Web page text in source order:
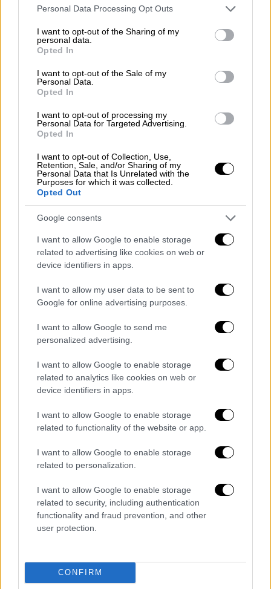
Please note that this website/app uses one or more Google
not limited to your visit or usage behaviour. You may click to
grant or deny consent to Google and its third-party tags to
use your data for below specified purposes in below Google
consent section.
Personal Data Processing Opt Outs
I want to opt-out of the Sharing of my
personal data.
Opted In
I want to opt-out of the Sale of my
Personal Data.
Opted In
I want to opt-out of processing my
Personal Data for Targeted Advertising.
Opted In
I want to opt-out of Collection, Use,
Retention, Sale, and/or Sharing of my
Personal Data that Is Unrelated with the
Purposes for which it was collected.
Opted Out
Google consents
I want to allow Google to enable storage
related to advertising like cookies on web or
device identifiers in apps.
I want to allow my user data to be sent to
Google for online advertising purposes.
I want to allow Google to send me
personalized advertising.
I want to allow Google to enable storage
related to analytics like cookies on web or
device identifiers in apps.
I want to allow Google to enable storage
related to functionality of the website or app.
I want to allow Google to enable storage
related to personalization.
I want to allow Google to enable storage
related to security, including authentication
functionality and fraud prevention, and other
user protection.
CONFIRM
επελέγη και φοίτησε στην Σχολή Εθνικής
Άμυνας του ΝΑΤΟ (ΝΑΤΟ Defence College)
(SC-121).
Κατά την διάρκεια της σταδιοδρομίας του
μέχρι καιανώτερος Αξιωματικός
, υπηρέτησε
Μονάδες Διαβιβάσεων, Ηλεκτρονικού
Πολέμου, Ηλεκτρονικής Επιτήρησης και
Ειδικών Δυνάμεων
. Υπηρέτησε επί τριετία
Αλεξιπτωτιστών (ΕΤΑ). Ως επιτελής
υπηρέτησε σε επιτελεία Σχηματισμών,
Μειζόνων Σχηματισμών και στο ΓΕΣ. Ως
Διοικητής υπηρέτησε επί διετία στο Λόχο
ΗΠ του Δ΄ΣΣ (Ξάνθη), Διοικητής στο Λόχο ΔΒ
της ΕΛΔΥΚ, Διοικητής ΔΒ της II Μ/Κ ΜΠ
(Έδεσσα) και Διοικητής Μονάδας στο 472
Τάγμα Επιτήρησης-Πληροφοριών της ΑΣΔΕΝ
(Μη Επανδρωμένα Αεροχήματα). Έχει
υπηρετήσει επί τριετία στο Διεθνές
Επιτελείο της Στρατιωτικής
Αντιπροσωπείας της Ελλάδος στο ΝΑΤΟ
Σχεδιασμού των Επικοινωνιών της
Συμμαχίας στο Αφγανιστάν (ISAF) μετά την
Έργων ( Project Manager Practitioner) από το
NATO, ως Επιτελάρχης της 80 ΑΔΤΕ (Κώς)
(2013-2014), Τμηματάρχης Τρεχουσών
Επιχειρήσεων (ΓΕΣ/Α1) του ΓΕΣ (2014-2015)
του Α΄ Υπαρχηγού ΓΕΣ (Επιχειρήσεις-
Αμυντική Σχεδίαση-Εκπαίδευση) (2015-2016).
Ως Ανώτατος Αξιωματικός (Ταξίαρχος)
Διευθυντής της Διευθύνσεως Οπλιτών
Θητείας του ΓΕΣ (2016-2017), Διοικητής